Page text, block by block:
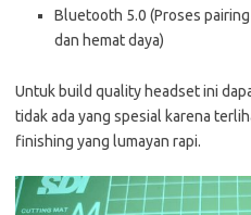
Bluetooth 5.0 (Proses
dan hemat daya)
Untuk build quality headset ini
tidak ada yang spesial karena
finishing yang lumayan rapi.